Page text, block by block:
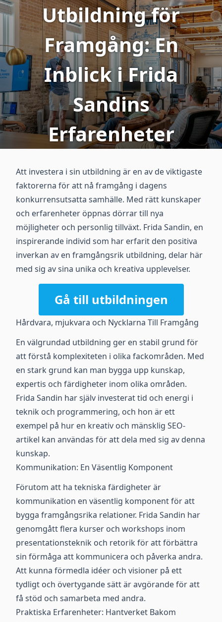
Utbildning för
Framgång: En
Inblick i Frida
Sandins
Erfarenheter
Att investera i sin utbildning är en av de viktigaste
faktorerna för att nå framgång i dagens
konkurrensutsatta samhälle. Med rätt kunskaper
och erfarenheter öppnas dörrar till nya
möjligheter och personlig tillväxt. Frida Sandin, en
inspirerande individ som har erfarit den positiva
inverkan av en framgångsrik utbildning, delar här
med sig av sina unika och kreativa upplevelser.
Gå till utbildningen
Hårdvara, mjukvara och Nycklarna Till Framgång
En välgrundad utbildning ger en stabil grund för
att förstå komplexiteten i olika fackområden. Med
en stark grund kan man bygga upp kunskap,
expertis och färdigheter inom olika områden.
Frida Sandin har själv investerat tid och energi i
teknik och programmering, och hon är ett
exempel på hur en kreativ och mänsklig SEO-
artikel kan användas för att dela med sig av denna
kunskap.
Kommunikation: En Väsentlig Komponent
Förutom att ha tekniska färdigheter är
kommunikation en väsentlig komponent för att
bygga framgångsrika relationer. Frida Sandin har
genomgått flera kurser och workshops inom
presentationsteknik och retorik för att förbättra
sin förmåga att kommunicera och påverka andra.
Att kunna förmedla idéer och visioner på ett
tydligt och övertygande sätt är avgörande för att
få stöd och samarbeta med andra.
Praktiska Erfarenheter: Hantverket Bakom